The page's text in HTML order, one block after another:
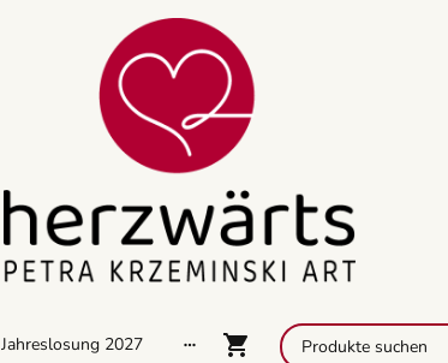
Jahreslosung 2027